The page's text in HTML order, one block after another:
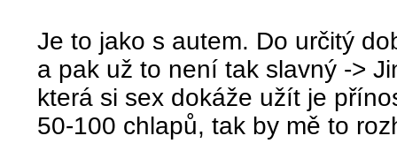
Je to jako s autem. Do určitý
a pak už to není tak slavný ->
která si sex dokáže užít je
50-100 chlapů, tak by mě to